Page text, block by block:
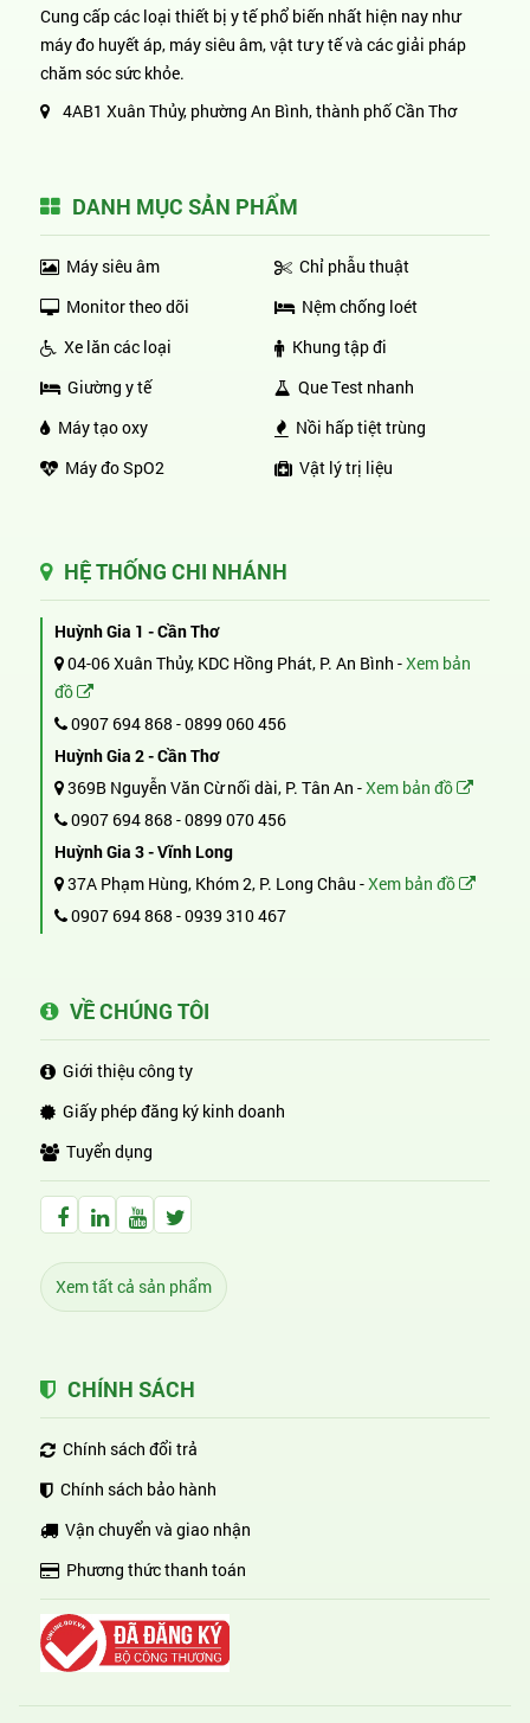
Cung cấp các loại thiết bị y tế phổ biến nhất hiện nay như
máy đo huyết áp, máy siêu âm, vật tư y tế và các giải pháp
chăm sóc sức khỏe.
4AB1 Xuân Thủy, phường An Bình, thành phố Cần Thơ
DANH MỤC SẢN PHẨM
Máy siêu âm
Monitor theo dõi
Xe lăn các loại
Giường y tế
Máy tạo oxy
Máy đo SpO2
Chỉ phẫu thuật
Nệm chống loét
Khung tập đi
Que Test nhanh
Nồi hấp tiệt trùng
Vật lý trị liệu
HỆ THỐNG CHI NHÁNH
Huỳnh Gia 1 - Cần Thơ
04-06 Xuân Thủy, KDC Hồng Phát, P. An Bình -Xem bản
đồ
0907 694 868 -0899 060 456
Huỳnh Gia 2 - Cần Thơ
369B Nguyễn Văn Cừ nối dài, P. Tân An -Xem bản đồ
0907 694 868 -0899 070 456
Huỳnh Gia 3 - Vĩnh Long
37A Phạm Hùng, Khóm 2, P. Long Châu -Xem bản đồ
0907 694 868 -0939 310 467
VỀ CHÚNG TÔI
Giới thiệu công ty
Giấy phép đăng ký kinh doanh
Tuyển dụng
Facebook Huỳnh Gia Alpha
LinkedIn Huỳnh Gia Alpha
YouTube Huỳnh Gia Alpha
Twitter Huỳnh Gia Alpha
Xem tất cả sản phẩm
CHÍNH SÁCH
Chính sách đổi trả
Chính sách bảo hành
Vận chuyển và giao nhận
Phương thức thanh toán